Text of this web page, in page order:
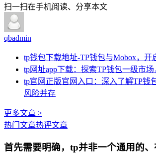
扫一扫在手机阅读、分享本文
qbadmin
tp钱包下载地址-TP钱包与Mobox，开
tp网址app下载：探索TP钱包一级市
tp官网正版官网入口：深入了解TP钱
风险并存
更多文章 >
热门文章热评文章
首先需要明确，tp并非一个通用的